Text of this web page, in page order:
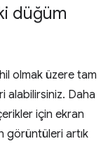
düğüm
olmak üzere tam
alabilirsiniz. Daha
için ekran
görüntüleri artık